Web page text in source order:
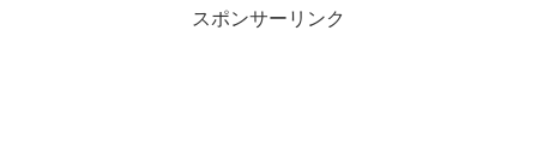
スポンサーリンク